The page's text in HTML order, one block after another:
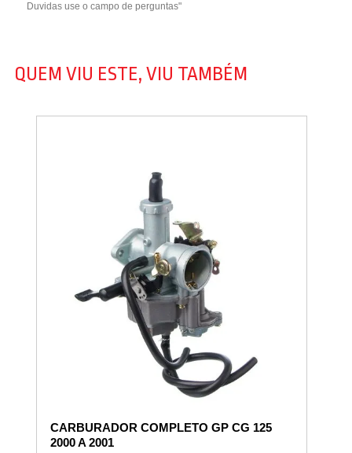
Duvidas use o campo de perguntas"
QUEM VIU ESTE, VIU TAMBÉM
CARBURADOR COMPLETO GP CG 125
2000 A 2001